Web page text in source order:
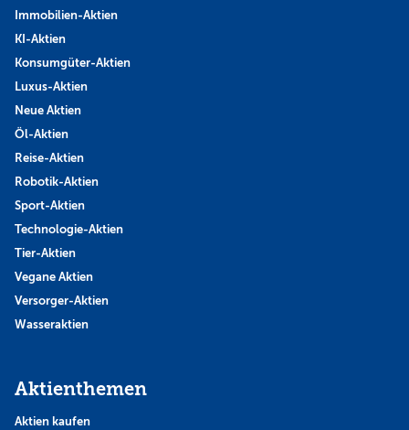
Immobilien-Aktien
KI-Aktien
Konsumgüter-Aktien
Luxus-Aktien
Neue Aktien
Öl-Aktien
Reise-Aktien
Robotik-Aktien
Sport-Aktien
Technologie-Aktien
Tier-Aktien
Vegane Aktien
Versorger-Aktien
Wasseraktien
Aktienthemen
Aktien kaufen